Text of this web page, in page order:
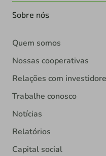
Sobre nós
Quem somos
Nossas cooperativas
Relações com
Trabalhe conosco
Notícias
Relatórios
Capital social